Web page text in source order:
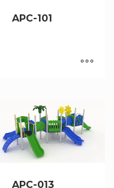
APC-101
APC-013